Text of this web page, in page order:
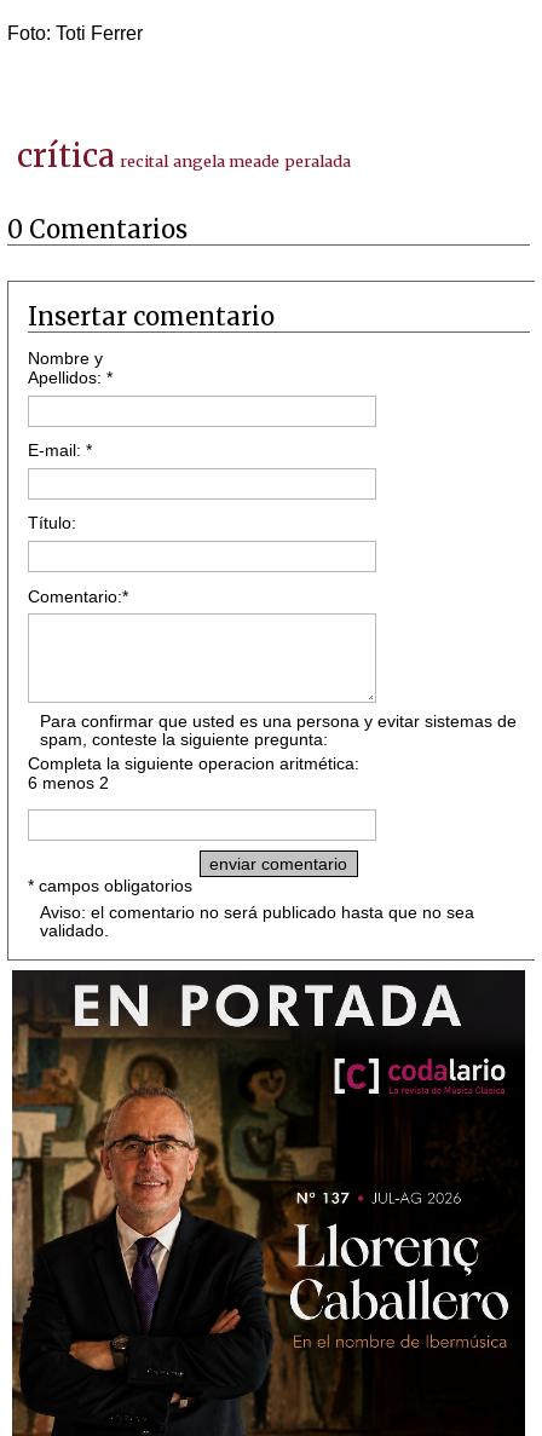
Foto: Toti Ferrer
crítica recital angela meade peralada
0 Comentarios
Insertar comentario
Nombre y
Apellidos: *
E-mail: *
Título:
Comentario:*
Para confirmar que usted es una persona y evitar sistemas de
spam, conteste la siguiente pregunta:
Completa la siguiente operacion aritmética:
6 menos 2
* campos obligatorios
Aviso: el comentario no será publicado hasta que no sea
validado.